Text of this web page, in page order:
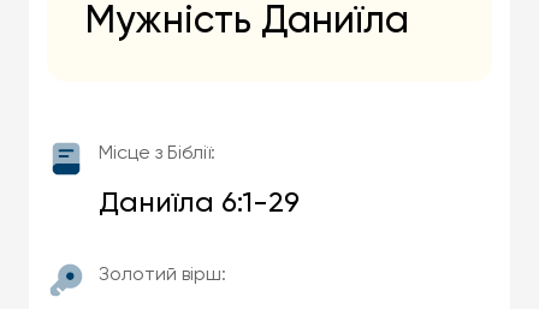
Мужність Даниїла
Місце з Біблії:
Даниїла 6:1-29
Золотий вірш: